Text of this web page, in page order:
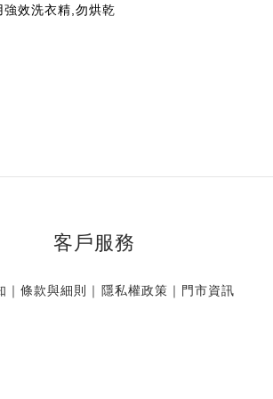
效洗衣精,勿烘乾
客戶服務
｜條款與細則 ｜ 隱私權政策 ｜ 門市資訊